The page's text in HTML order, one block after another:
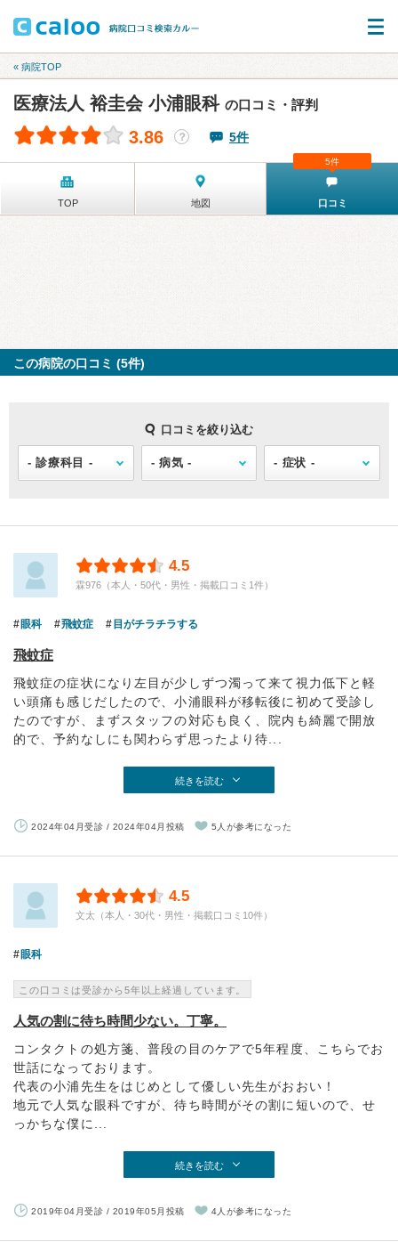
« 病院TOP
医療法人 裕圭会 小浦眼科 の口コミ・評判
3.86 ？ 5件
TOP 地図 口コミ
5件
この病院の口コミ (5件)
口コミを絞り込む
4.5
霖976（本人・50代・男性・掲載口コミ1件）
眼科 飛蚊症 目がチラチラする
飛蚊症
飛蚊症の症状になり左目が少しずつ濁って来て視力低下と軽
い頭痛も感じだしたので、小浦眼科が移転後に初めて受診し
たのですが、まずスタッフの対応も良く、院内も綺麗で開放
的で、予約なしにも関わらず思ったより待...
続きを読む
2024年04月受診 / 2024年04月投稿 5人が参考になった
4.5
文太（本人・30代・男性・掲載口コミ10件）
眼科
この口コミは受診から5年以上経過しています。
人気の割に待ち時間少ない。丁寧。
コンタクトの処方箋、普段の目のケアで5年程度、こちらでお
世話になっております。
代表の小浦先生をはじめとして優しい先生がおおい！
地元で人気な眼科ですが、待ち時間がその割に短いので、せ
っかちな僕に...
続きを読む
2019年04月受診 / 2019年05月投稿 4人が参考になった